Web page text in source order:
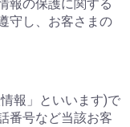
報の保護に関する
守し、お客さまの
報」といいます)で
番号など当該お客